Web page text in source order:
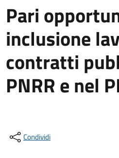
Pari
inclusione
contratti
PNRR e nel
Condividi